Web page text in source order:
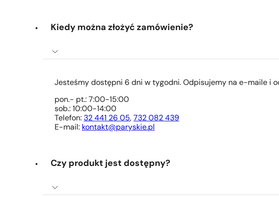
Kiedy można złożyć zamówienie?
Jesteśmy dostępni 6 dni w tygodni. Odpisujemy na e-maile i
pon.- pt.: 7:00-15:00
sob.: 10:00-14:00
Telefon: 32 441 26 05, 732 082 439
E-mail: kontakt@paryskie.pl
Czy produkt jest dostępny?